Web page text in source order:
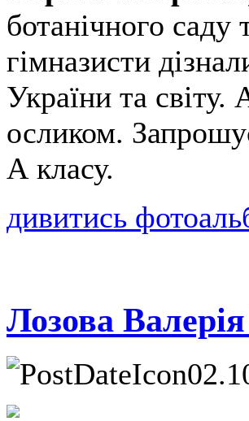
ботанічного
гімназисти
України та
осликом.
А класу.
дивитись
Лозова